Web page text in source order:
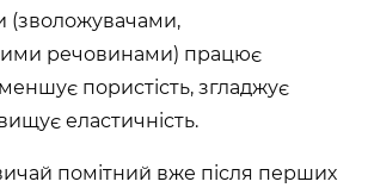
(зволожувачами,
речовинами) працює
пористість, згладжує
еластичність.
помітний вже після перших